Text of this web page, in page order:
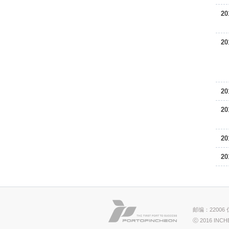
邮编：22006
ⓒ 2016